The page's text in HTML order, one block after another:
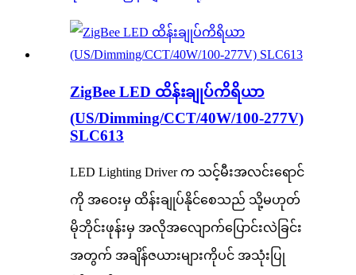
ZigBee LED ထိန်းချုပ်ကိရိယာ
(US/Dimming/CCT/40W/100-277V)
SLC613
LED Lighting Driver က သင့်မီးအလင်းရောင်
ကို အဝေးမှ ထိန်းချုပ်နိုင်စေသည် သို့မဟုတ်
မိုဘိုင်းဖုန်းမှ အလိုအလျောက်ပြောင်းလဲခြင်း
အတွက် အချိန်ဇယားများကိုပင် အသုံးပြု